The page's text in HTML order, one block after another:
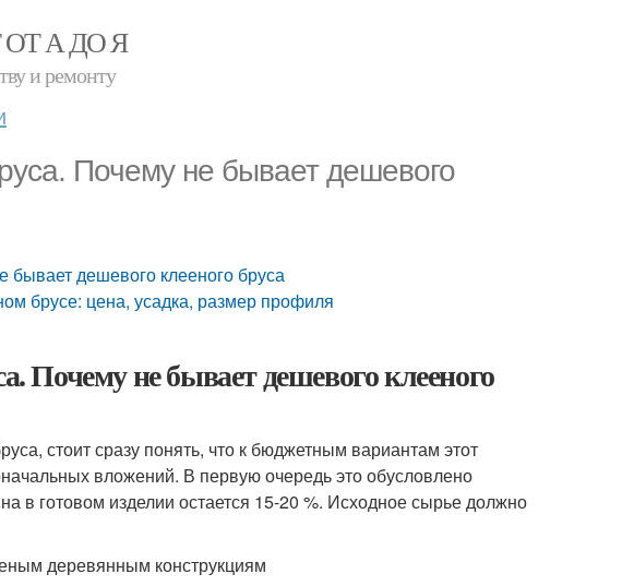
А ДО Я
и ремонту
Почему не бывает дешевого
бывает дешевого клееного бруса
брусе: цена, усадка, размер профиля
Почему не бывает дешевого клееного
стоит сразу понять, что к бюджетным вариантам этот
вложений. В первую очередь это обусловлено
в готовом изделии остается 15-20 %. Исходное сырье должно
деревянным конструкциям